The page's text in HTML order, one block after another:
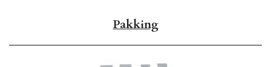
Pakking